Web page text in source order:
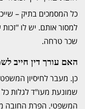
כל המסמכים בתיק –
למסור אותם. יש לו
שכר טרחה.
האם עורך דין חייב
כן. מעבר לחיסיון
שמונעת מעו"ד לגלות
המשפטי. הפרת החובה